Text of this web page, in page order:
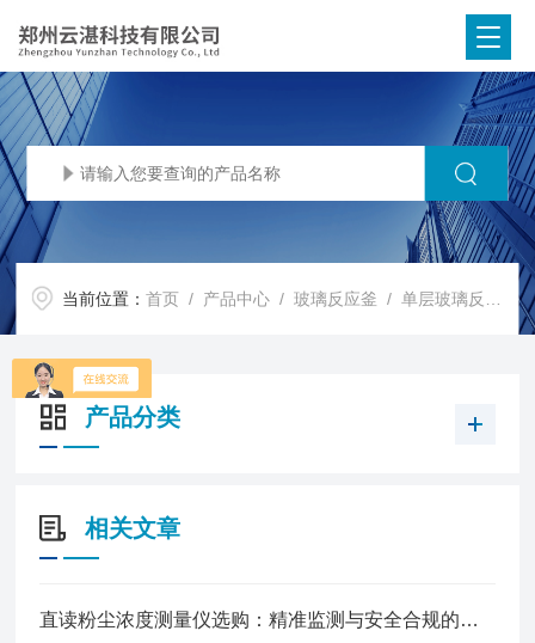
当前位置：首页 / 产品中心 /玻璃反应釜 /单层玻璃反应釜（器）
产品分类
相关文章
直读粉尘浓度测量仪选购：精准监测与安全合规的关键